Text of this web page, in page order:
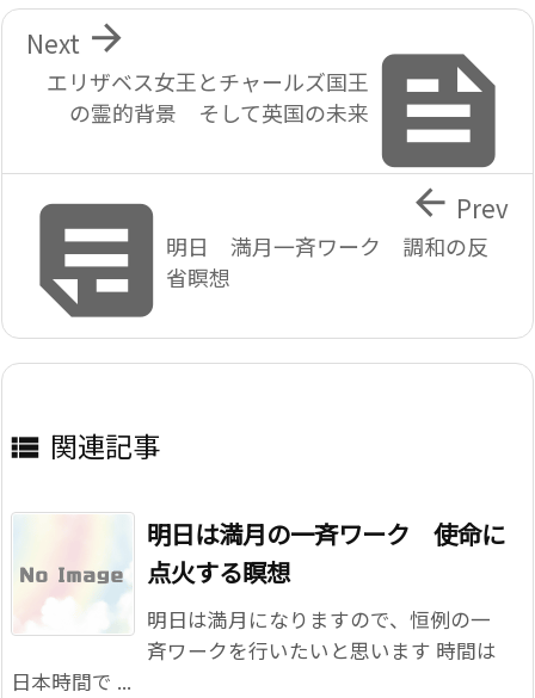

エリザベス女王とチャールズ国王
の霊的背景 そして英国の未来

Next
明日 満月一斉ワーク 調和の反
省瞑想
 Prev
 関連記事
明日は満月の一斉ワーク 使命に
点火する瞑想
明日は満月になりますので、恒例の一
斉ワークを行いたいと思います 時間は
日本時間で ...